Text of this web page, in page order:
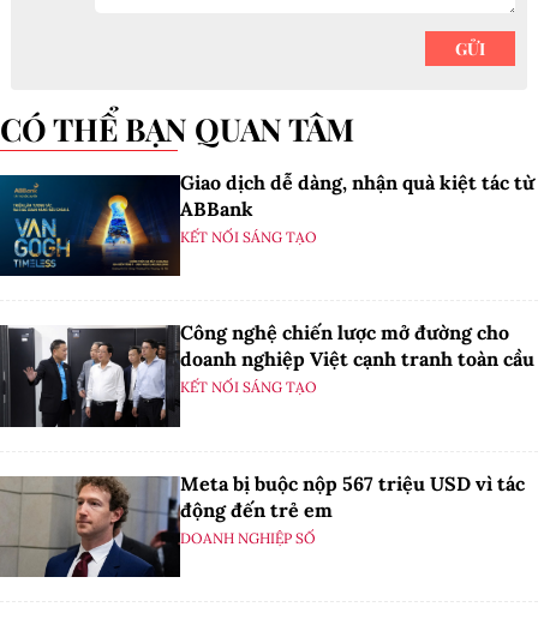
CÓ THỂ BẠN QUAN TÂM
Giao dịch dễ dàng, nhận quà kiệt tác từ
ABBank
KẾT NỐI SÁNG TẠO
Công nghệ chiến lược mở đường cho
doanh nghiệp Việt cạnh tranh toàn cầu
KẾT NỐI SÁNG TẠO
Meta bị buộc nộp 567 triệu USD vì tác
động đến trẻ em
DOANH NGHIỆP SỐ